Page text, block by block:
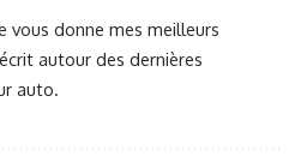
vous donne mes meilleurs
autour des dernières
auto.